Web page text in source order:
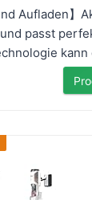
Aufladen】
passt
kann